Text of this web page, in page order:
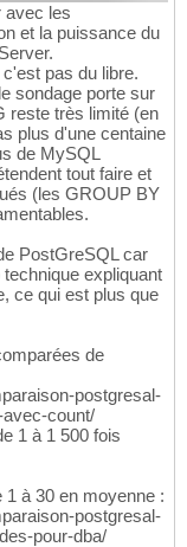
avec les
et la puissance du
pas du libre.
sondage porte sur
reste très limité (en
plus d'une centaine
de MySQL
tout faire et
(les GROUP BY
PostGreSQL car
expliquant
ce qui est plus que
de
postgresal-
count/
1 à 1 500 fois
à 30 en moyenne :
postgresal-
pour-dba/